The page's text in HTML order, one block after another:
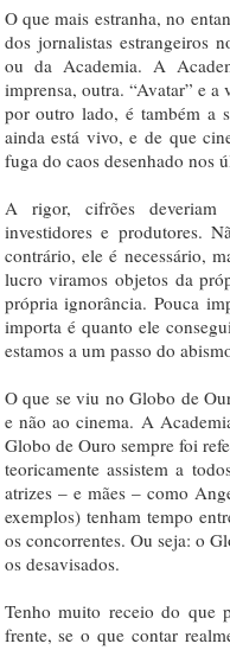
O que mais estranha, no
dos jornalistas estrangeiros
ou da Academia. A
imprensa, outra. “Avatar” e
por outro lado, é também a
ainda está vivo, e de que
fuga do caos desenhado nos
A rigor, cifrões deveriam
investidores e produtores.
contrário, ele é necessário,
lucro viramos objetos da
própria ignorância. Pouca
importa é quanto ele
estamos a um passo do
O que se viu no Globo de
e não ao cinema. A
Globo de Ouro sempre foi
teoricamente assistem a
atrizes – e mães – como
exemplos) tenham tempo
os concorrentes. Ou seja: o
os desavisados.
Tenho muito receio do que
frente, se o que contar